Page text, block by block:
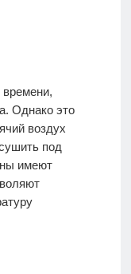
Однако это
воздух
под
имеют